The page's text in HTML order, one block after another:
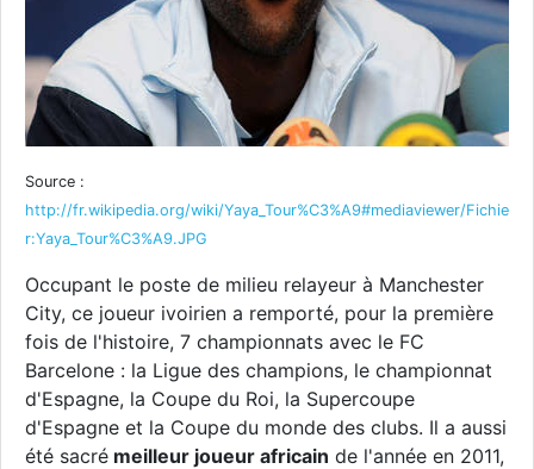
Source :
http://fr.wikipedia.org/wiki/Yaya_Tour%C3%A9#mediaviewer/Fichie
r:Yaya_Tour%C3%A9.JPG
Occupant le poste de milieu relayeur à Manchester
City, ce joueur ivoirien a remporté, pour la première
fois de l'histoire, 7 championnats avec le FC
Barcelone : la Ligue des champions, le championnat
d'Espagne, la Coupe du Roi, la Supercoupe
d'Espagne et la Coupe du monde des clubs. Il a aussi
été sacré meilleur joueur africain de l'année en 2011,